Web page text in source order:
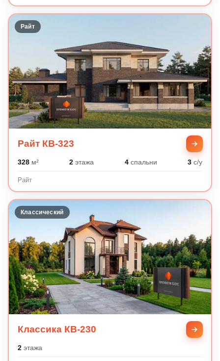
Райт
Райт КВ-323
328м² 2 этажа 4спальни 3 с/у
Райт
Классический
Классика КВ-230
2этажа